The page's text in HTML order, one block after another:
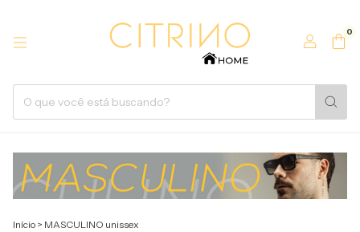
0
Início > MASCULINO unissex